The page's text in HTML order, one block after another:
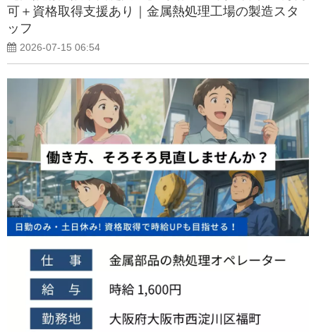
可＋資格取得支援あり｜金属熱処理工場の製造スタ
ッフ
2026-07-15 06:54